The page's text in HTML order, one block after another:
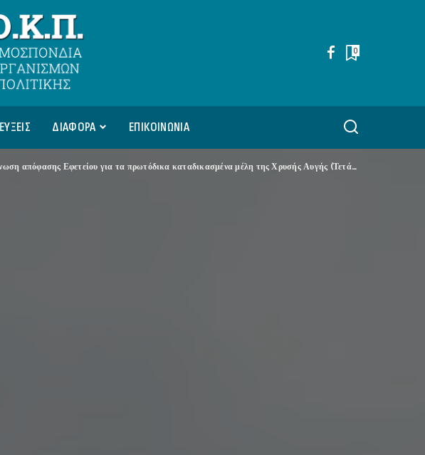
0
ΔΙΑΦΟΡΑ ΕΠΙΚΟΙΝΩΝΊΑ
Εφετείου για τα πρωτόδικα καταδικασμένα μέλη της Χρυσής Αυγής (Τετάρτη 4 Μαρτίου 2026)